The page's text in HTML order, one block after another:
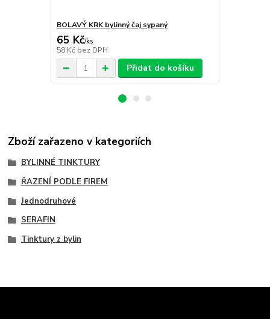
BOLAVÝ KRK bylinný čaj sypaný
65 Kč/ks
58 Kč bez DPH
Přidat do košíku
Zboží zařazeno v kategoriích
BYLINNÉ TINKTURY
ŘAZENÍ PODLE FIREM
Jednodruhové
SERAFIN
Tinktury z bylin